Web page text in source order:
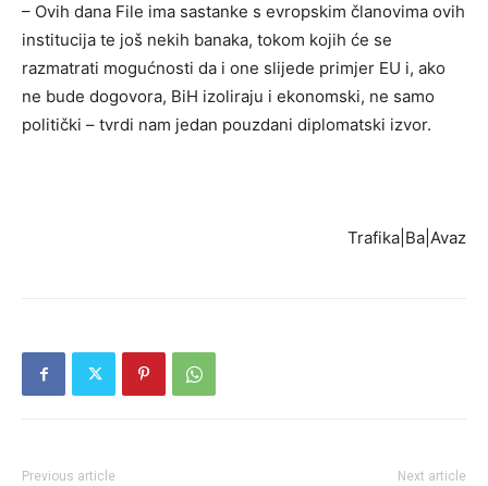
– Ovih dana File ima sastanke s evropskim članovima ovih
institucija te još nekih banaka, tokom kojih će se
razmatrati mogućnosti da i one slijede primjer EU i, ako
ne bude dogovora, BiH izoliraju i ekonomski, ne samo
politički – tvrdi nam jedan pouzdani diplomatski izvor.
Trafika|Ba|Avaz
Previous article Next article